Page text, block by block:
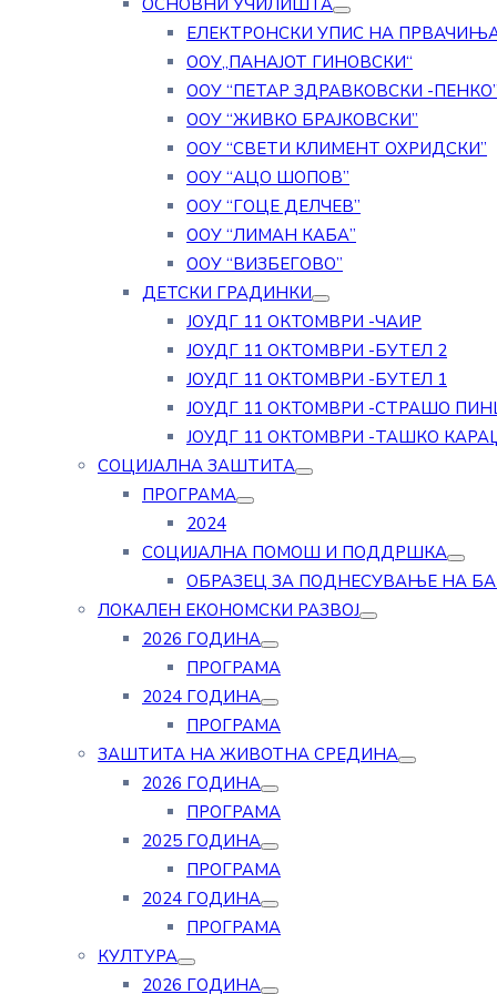
ОСНОВНИ УЧИЛИШТА
ЕЛЕКТРОНСКИ УПИС НА
ООУ„ПАНАЈОТ ГИНОВСКИ“
ООУ “ПЕТАР ЗДРАВКОВСКИ -ПЕНКО”
ООУ “ЖИВКО БРАЈКОВСКИ”
ООУ “СВЕТИ КЛИМЕНТ ОХРИДСКИ”
ООУ “АЦО ШОПОВ”
ООУ “ГОЦЕ ДЕЛЧЕВ”
ООУ “ЛИМАН КАБА”
ООУ “ВИЗБЕГОВО”
ДЕТСКИ ГРАДИНКИ
ЈОУДГ 11 ОКТОМВРИ -ЧАИР
ЈОУДГ 11 ОКТОМВРИ -БУТЕЛ 2
ЈОУДГ 11 ОКТОМВРИ -БУТЕЛ 1
ЈОУДГ 11 ОКТОМВРИ -СТРАШО
ЈОУДГ 11 ОКТОМВРИ -ТАШКО
СОЦИЈАЛНА ЗАШТИТА
ПРОГРАМА
2024
СОЦИЈАЛНА ПОМОШ И ПОДДРШКА
ОБРАЗЕЦ ЗА ПОДНЕСУВАЊЕ НА
ЛОКАЛЕН ЕКОНОМСКИ РАЗВОЈ
2026 ГОДИНА
ПРОГРАМА
2024 ГОДИНА
ПРОГРАМА
ЗАШТИТА НА ЖИВОТНА СРЕДИНА
2026 ГОДИНА
ПРОГРАМА
2025 ГОДИНА
ПРОГРАМА
2024 ГОДИНА
ПРОГРАМА
КУЛТУРА
2026 ГОДИНА